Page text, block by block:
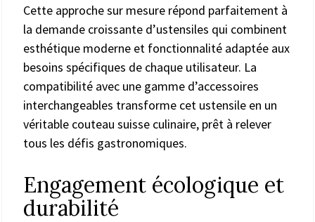
Cette approche sur mesure répond parfaitement à
la demande croissante d’ustensiles qui combinent
esthétique moderne et fonctionnalité adaptée aux
besoins spécifiques de chaque utilisateur. La
compatibilité avec une gamme d’accessoires
interchangeables transforme cet ustensile en un
véritable couteau suisse culinaire, prêt à relever
tous les défis gastronomiques.
Engagement écologique et
durabilité